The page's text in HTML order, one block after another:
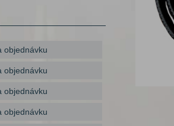
objednávku
objednávku
objednávku
objednávku